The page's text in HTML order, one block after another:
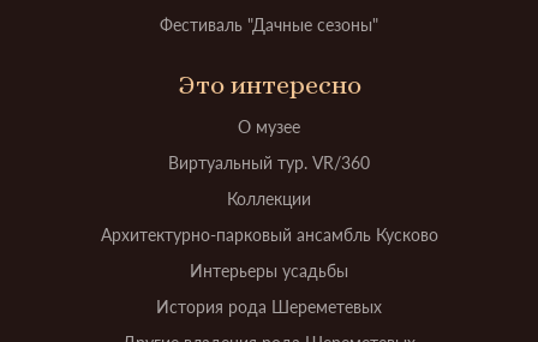
Фестиваль "Дачные сезоны"
Это интересно
О музее
Виртуальный тур. VR/360
Коллекции
Архитектурно-парковый ансамбль Кусково
Интерьеры усадьбы
История рода Шереметевых